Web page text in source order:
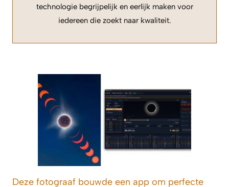
technologie begrijpelijk en eerlijk maken voor
iedereen die zoekt naar kwaliteit.
Deze fotograaf bouwde een app om perfecte